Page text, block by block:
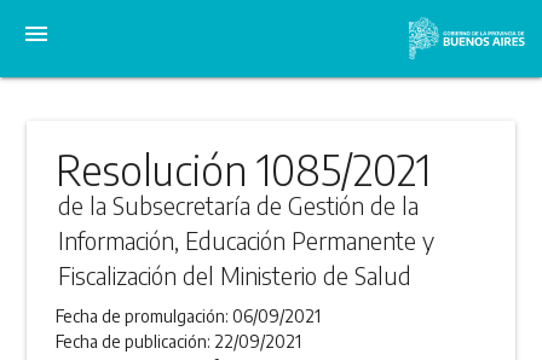
menu
Resolución 1085/2021
de la Subsecretaría de Gestión de la
Información, Educación Permanente y
Fiscalización del Ministerio de Salud
Fecha de promulgación:06/09/2021
Fecha de publicación: 22/09/2021